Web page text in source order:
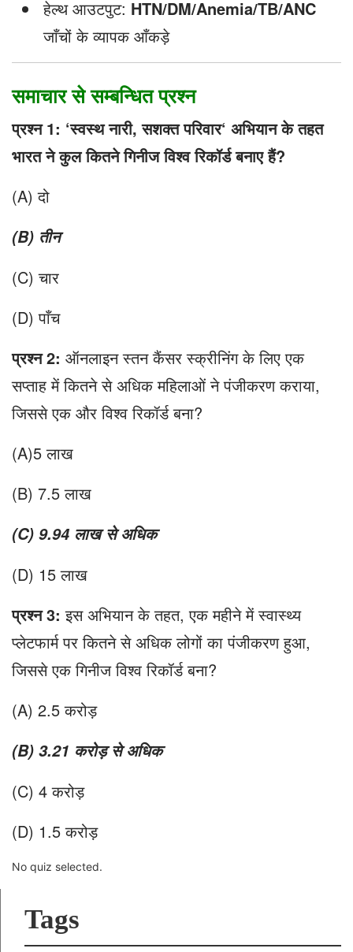
हेल्थ आउटपुट: HTN/DM/Anemia/TB/ANC
जाँचों के व्यापक आँकड़े
समाचार से सम्बन्धित प्रश्न
प्रश्न 1: ‘स्वस्थ नारी,सशक्त परिवार‘ अभियान के तहत
भारत ने कुल कितने गिनीज विश्व रिकॉर्ड बनाए हैं?
(A) दो
(B) तीन
(C) चार
(D) पाँच
प्रश्न2: ऑनलाइन स्तन कैंसर स्क्रीनिंग के लिए एक
सप्ताह में कितने से अधिक महिलाओं ने पंजीकरण कराया,
जिससे एक और विश्व रिकॉर्ड बना?
(A)5 लाख
(B) 7.5 लाख
(C) 9.94 लाख से अधिक
(D) 15 लाख
प्रश्न3: इस अभियान के तहत, एक महीने में स्वास्थ्य
प्लेटफार्म पर कितने से अधिक लोगों का पंजीकरण हुआ,
जिससे एक गिनीज विश्व रिकॉर्ड बना?
(A) 2.5 करोड़
(B) 3.21 करोड़ से अधिक
(C) 4 करोड़
(D) 1.5 करोड़
No quiz selected.
Tags